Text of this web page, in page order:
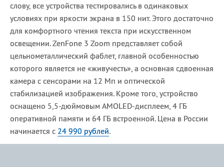
слову, все устройства тестировались в одинаковых
условиях при яркости экрана в 150 нит. Этого достаточно
для комфортного чтения текста при искусственном
освещении. ZenFone 3 Zoom представляет собой
цельнометаллический фаблет, главной особенностью
которого является не «живучесть», а основная сдвоенная
камера с сенсорами на 12 Мп и оптической
стабилизацией изображения. Кроме того, устройство
оснащено 5,5-дюймовым AMOLED-дисплеем, 4 ГБ
оперативной памяти и 64 ГБ встроенной. Цена в России
начинается с 24 990 рублей.